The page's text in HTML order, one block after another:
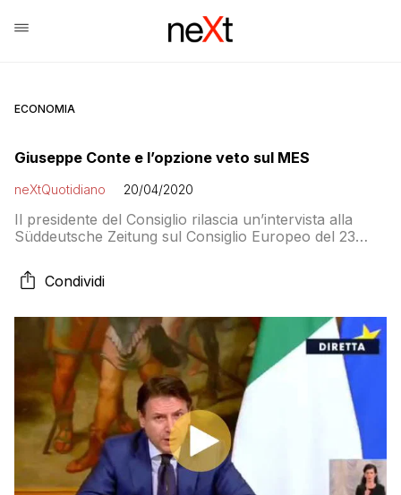
ECONOMIA
Giuseppe Conte e l’opzione veto sul MES
neXtQuotidiano 20/04/2020
Il presidente del Consiglio rilascia un’intervista alla
Süddeutsche Zeitung sul Consiglio Europeo del 23
Condividi